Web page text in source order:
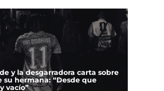
y la desgarradora carta sobre
su hermana: “Desde que
vacío”